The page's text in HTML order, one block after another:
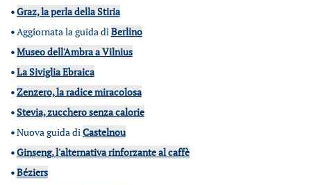
•Graz, la perla della Stiria
•Aggiornata la guida diBerlino
•Museo dell'Ambra a Vilnius
•La Siviglia Ebraica
•Zenzero, la radice miracolosa
•Stevia, zucchero senza calorie
•Nuova guida diCastelnou
•Ginseng, l'alternativa rinforzante al caffè
•Béziers